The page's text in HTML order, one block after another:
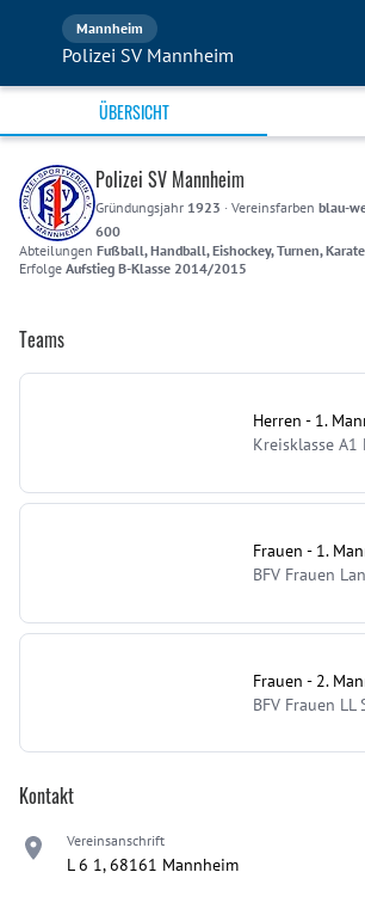
Mannheim
Polizei SV Mannheim
ÜBERSICHT
Polizei SV Mannheim
Gründungsjahr 1923 · Vereinsfarben blau-
600
Abteilungen Fußball, Handball, Eishockey, Turnen,
Erfolge Aufstieg B-Klasse 2014/2015
Teams
Herren - 1.
Kreisklasse A1
Frauen - 1.
BFV Frauen
Frauen - 2.
BFV Frauen LL
Kontakt
Vereinsanschrift
L 6 1, 68161 Mannheim